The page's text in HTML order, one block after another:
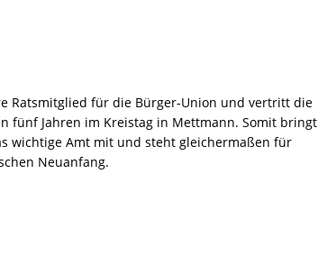
Ratsmitglied für die Bürger-Union und vertritt die
fünf Jahren im Kreistag in Mettmann. Somit bringt
wichtige Amt mit und steht gleichermaßen für
Neuanfang.